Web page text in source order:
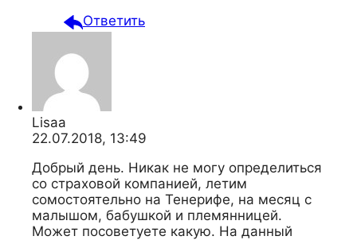
Ответить
Lisaa
22.07.2018, 13:49
Добрый день. Никак не могу определиться
со страховой компанией, летим
сомостоятельно на Тенерифе, на месяц с
малышом, бабушкой и племянницей.
Может посоветуете какую. На данный